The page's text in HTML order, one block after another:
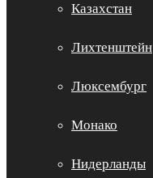
Казахстан
Лихтенштейн
Люксембург
Монако
Нидерланды